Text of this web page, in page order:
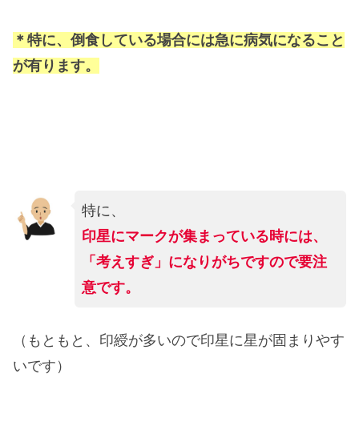
＊特に、倒食している場合には急に病気になること
が有ります。
特に、
印星にマークが集まっている時には、
「考えすぎ」になりがちですので要注
意です。
（もともと、印綬が多いので印星に星が固まりやす
いです）